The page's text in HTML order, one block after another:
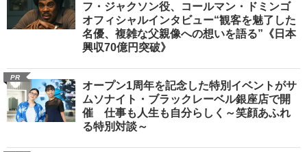
フ・ジャクソン役、コールマン・ドミンゴ
オフィシャルインタビュー“観客を魅了した
名優、複雑な父親像への想いを語る”《日本
興収70億円突破》
PR
オープン1周年を記念した特別イベントがサ
ムソナイト・ブラックレーベル銀座店で開
催 仕事も人生も自分らしく～笑顔あふれ
る特別対談～